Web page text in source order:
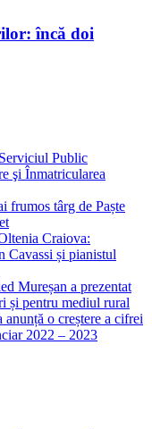
încă doi
Public
şi Înmatricularea
frumos târg de Paște
Craiova:
și pianistul
Mureșan a prezentat
și pentru mediul rural
o creștere a cifrei
2022 – 2023